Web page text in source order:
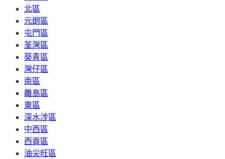
北區
元朗區
屯門區
荃灣區
葵青區
灣仔區
南區
離島區
東區
深水涉區
中西區
西貢區
油尖旺區